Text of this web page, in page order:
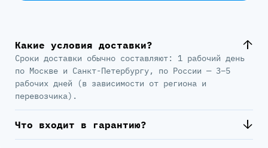
Какие условия доставки?
Сроки доставки обычно составляют: 1 рабочий день
по Москве и Санкт-Петербургу, по России — 3–5
рабочих дней (в зависимости от региона и
перевозчика).
Что входит в гарантию?